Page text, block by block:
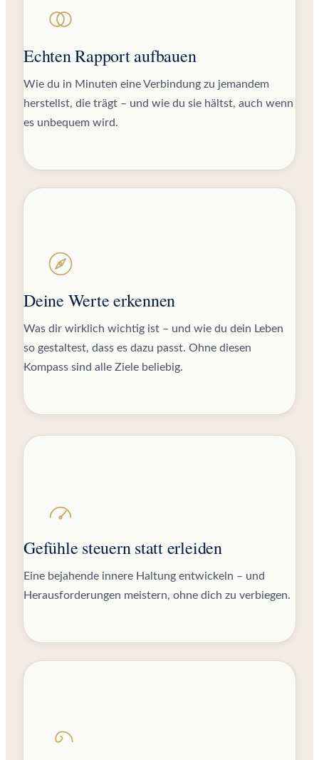
Echten Rapport aufbauen
Wie du in Minuten eine Verbindung zu jemandem
herstellst, die trägt – und wie du sie hältst, auch wenn
es unbequem wird.
Deine Werte erkennen
Was dir wirklich wichtig ist – und wie du dein Leben
so gestaltest, dass es dazu passt. Ohne diesen
Kompass sind alle Ziele beliebig.
Gefühle steuern statt erleiden
Eine bejahende innere Haltung entwickeln – und
Herausforderungen meistern, ohne dich zu verbiegen.